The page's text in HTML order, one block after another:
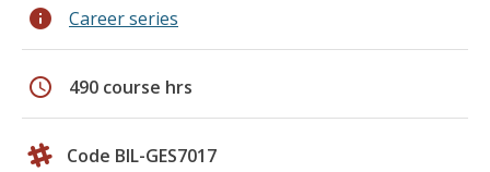
info Career series
schedule 490 course hrs
Code BIL-GES7017